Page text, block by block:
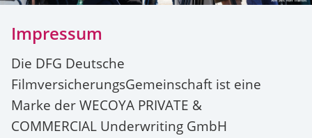
Impressum
Die DFG Deutsche
FilmversicherungsGemeinschaft ist eine
Marke der WECOYA PRIVATE &
COMMERCIAL Underwriting GmbH